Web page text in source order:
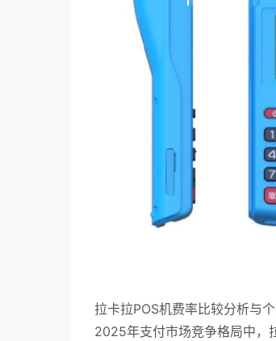
拉卡拉POS机费率比较分析与
2025年支付市场竞争格局中，